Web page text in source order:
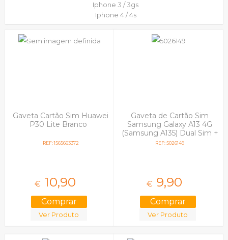
Iphone 3 / 3gs
Iphone 4 / 4s
Iphone 5/5s
Iphone 6 E Iphone 6s
Samsung
Gaveta Cartão Sim Huawei
P30 Lite Branco
REF: 1565663372
€ 10,90
Ver Produto
Gaveta de Cartão Sim
Samsung Galaxy A13 4G
(Samsung A135) Dual Sim +
MicroSd Preto
REF: 5026149
€ 9,90
Ver Produto